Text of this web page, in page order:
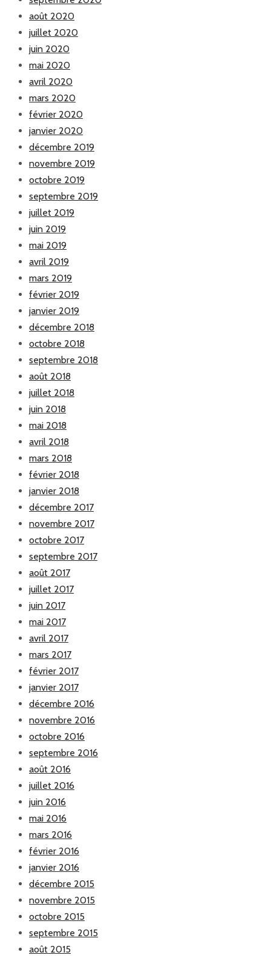
août 2020
juillet 2020
juin 2020
mai 2020
avril 2020
mars 2020
février 2020
janvier 2020
décembre 2019
novembre 2019
octobre 2019
septembre 2019
juillet 2019
juin 2019
mai 2019
avril 2019
mars 2019
février 2019
janvier 2019
décembre 2018
octobre 2018
septembre 2018
août 2018
juillet 2018
juin 2018
mai 2018
avril 2018
mars 2018
février 2018
janvier 2018
décembre 2017
novembre 2017
octobre 2017
septembre 2017
août 2017
juillet 2017
juin 2017
mai 2017
avril 2017
mars 2017
février 2017
janvier 2017
décembre 2016
novembre 2016
octobre 2016
septembre 2016
août 2016
juillet 2016
juin 2016
mai 2016
mars 2016
février 2016
janvier 2016
décembre 2015
novembre 2015
octobre 2015
septembre 2015
août 2015